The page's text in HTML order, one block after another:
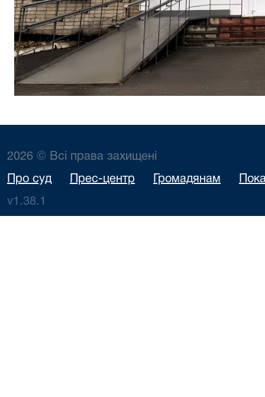
2026 © Всі права захищені
Про суд Прес-центр Громадянам
v1.38.1